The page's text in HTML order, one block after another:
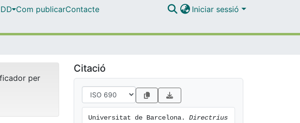
Com publicarContacte Iniciar sessió
per
Citació
Universitat de Barcelona. Directrius